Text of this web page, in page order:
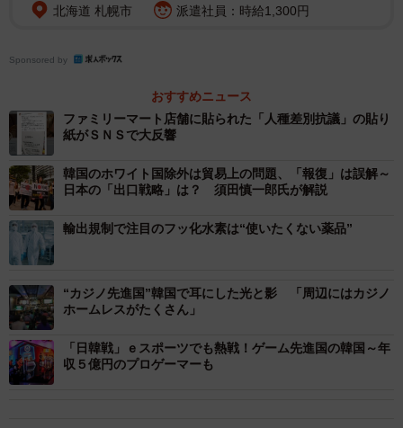
たちが質問してくれました。その多くは、日本でも韓国の
ちが存在するのかという質問でした。わたしは、日本も韓
国もまったく同じ状況だと話しました。
今、日韓関係が、戦後最悪の状況を迎えています。「慰
安婦問題」、「徴用工問題」で、最初に日韓関係に亀裂を
作ったのは、間違いなく韓国政府です。日本政府は、これ
に対して、面と向かって受けて立ち、ある意味で報復と取
られかねない対応へと動いています。そして、それが国と
国との諍いの領域を越えて、両国の国民のレベルまで持ち
込まれてきています。
私は、国と国との外交問題に国民を巻き込むことはあっ
北海道 札幌市
派遣社員：時給1,300円
Sponsored by
おすすめニュース
ファミリーマート店舗に貼られた「人種差別抗議」の貼り
紙がＳＮＳで大反響
韓国のホワイト国除外は貿易上の問題、「報復」は誤解～
日本の「出口戦略」は？ 須田慎一郎氏が解説
輸出規制で注目のフッ化水素は“使いたくない薬品”
“カジノ先進国”韓国で耳にした光と影 「周辺にはカジノ
ホームレスがたくさん」
「日韓戦」ｅスポーツでも熱戦！ゲーム先進国の韓国～年
収５億円のプロゲーマーも